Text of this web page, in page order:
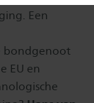
Een
bondgenoot
EU en